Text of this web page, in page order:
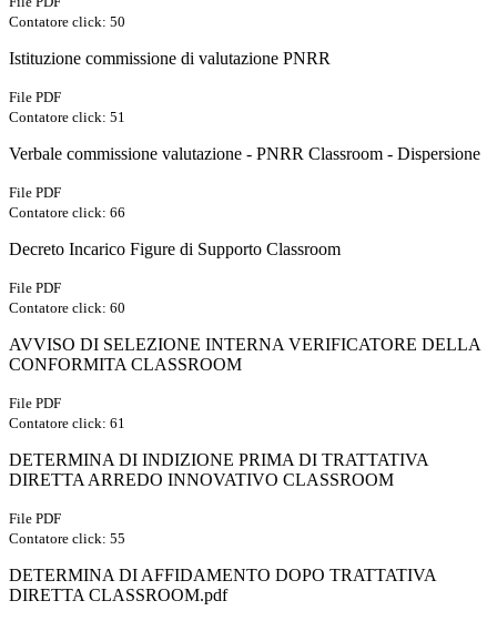
Contatore click: 50
Istituzione commissione di valutazione PNRR
File PDF
Contatore click: 51
Verbale commissione valutazione - PNRR Classroom - Dispersione
File PDF
Contatore click: 66
Decreto Incarico Figure di Supporto Classroom
File PDF
Contatore click: 60
AVVISO DI SELEZIONE INTERNA VERIFICATORE DELLA
CONFORMITA CLASSROOM
File PDF
Contatore click: 61
DETERMINA DI INDIZIONE PRIMA DI TRATTATIVA
DIRETTA ARREDO INNOVATIVO CLASSROOM
File PDF
Contatore click: 55
DETERMINA DI AFFIDAMENTO DOPO TRATTATIVA
DIRETTA CLASSROOM.pdf